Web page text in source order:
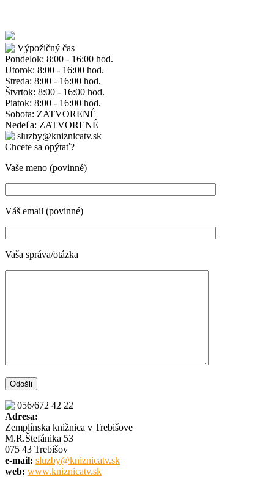
Výpožičný čas
Pondelok: 8:00 - 16:00 hod.
Utorok: 8:00 - 16:00 hod.
Streda: 8:00 - 16:00 hod.
Štvrtok: 8:00 - 16:00 hod.
Piatok: 8:00 - 16:00 hod.
Sobota: ZATVORENÉ
Nedeľa: ZATVORENÉ
sluzby@kniznicatv.sk
Chcete sa opýtať?
Vaše meno (povinné)
Váš email (povinné)
Vaša správa/otázka
056/672 42 22
Adresa:
Zemplínska knižnica v Trebišove
M.R.Štefánika 53
075 43 Trebišov
e-mail: sluzby@kniznicatv.sk
web: www.kniznicatv.sk